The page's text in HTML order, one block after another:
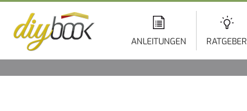
ANLEITUNGEN RATGEBER